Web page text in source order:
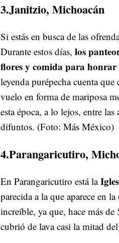
3.Janitzio, Michoacán
Si estás en busca de las
Durante estos días, los
flores y comida para honrar
leyenda purépecha cuenta
vuelo en forma de mariposa
esta época, a lo lejos, entre
difuntos. (Foto: Más México)
4.Parangaricutiro,
En Parangaricutiro está la
parecida a la que aparece en
increíble, ya que, hace más
cubrió de lava casi la mitad